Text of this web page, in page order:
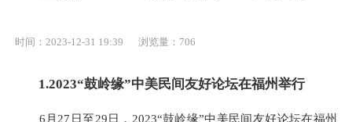
时间：2023-12-31 19:39 浏览量：706
1.2023“鼓岭缘”中美民间友好论坛在福州举行
6月27日至29日，2023“鼓岭缘”中美民间友好论坛在福州